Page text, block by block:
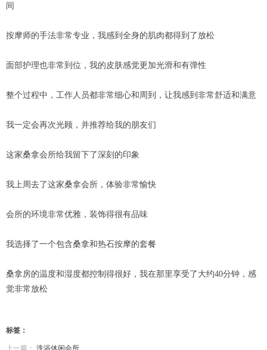
间
按摩师的手法非常专业，我感到全身的肌肉都得到了放松
面部护理也非常到位，我的皮肤感觉更加光滑和有弹性
整个过程中，工作人员都非常细心和周到，让我感到非常舒适和满意
我一定会再次光顾，并推荐给我的朋友们
这家桑拿会所给我留下了深刻的印象
我上周去了这家桑拿会所，体验非常愉快
会所的环境非常优雅，装饰得很有品味
我选择了一个包含桑拿和热石按摩的套餐
桑拿房的温度和湿度都控制得很好，我在那里享受了大约40分钟，感
觉非常放松
标签：
上一篇： 洗浴休闲会所